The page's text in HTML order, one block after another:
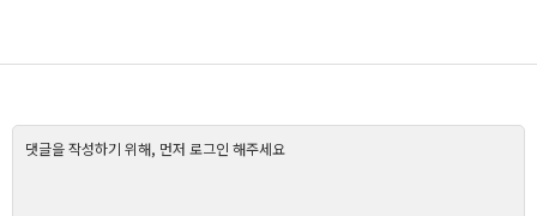
댓글을 작성하기 위해, 먼저 로그인 해주세요